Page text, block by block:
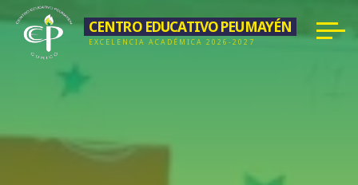
Saltar
contenido
CENTRO EDUCATIVO PEUMAYÉN
EXCELENCIA ACADÉMICA 2026-2027